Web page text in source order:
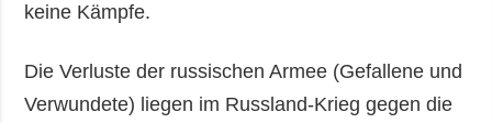
keine Kämpfe.
Die Verluste der russischen Armee (Gefallene und
Verwundete) liegen im Russland-Krieg gegen die